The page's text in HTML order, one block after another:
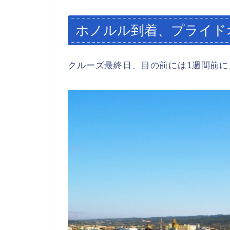
ホノルル到着、プライ
クルーズ最終日、目の前には1週間前